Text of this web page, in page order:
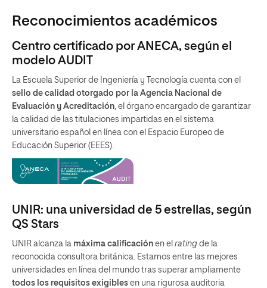
Reconocimientos académicos
Centro certificado por ANECA, según el
modelo AUDIT
La Escuela Superior de Ingeniería y Tecnología cuenta con el
sello de calidad otorgado por la Agencia Nacional de
Evaluación y Acreditación, el órgano encargado de garantizar
la calidad de las titulaciones impartidas en el sistema
universitario español en línea con el Espacio Europeo de
Educación Superior (EEES).
UNIR: una universidad de 5 estrellas, según
QS Stars
UNIR alcanza la máxima calificación en el rating de la
reconocida consultora británica. Estamos entre las mejores
universidades en línea del mundo tras superar ampliamente
todos los requisitos exigibles en una rigurosa auditoria